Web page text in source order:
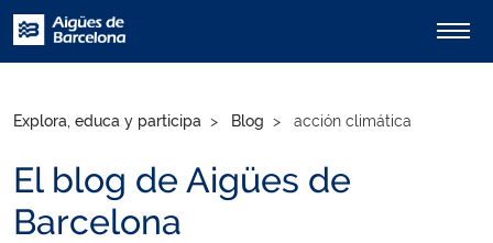
Explora, educa y participa Blog acción climática
El blog de Aigües de
Barcelona